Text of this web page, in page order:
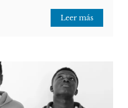
Leer más